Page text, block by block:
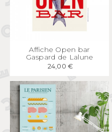
APERÇU RAPIDE
Affiche Open bar
Gaspard de Lalune
24,00 €